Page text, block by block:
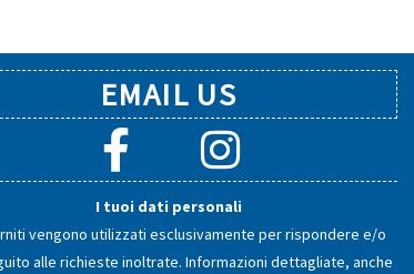
EMAIL US
I tuoi dati personali
vengono utilizzati esclusivamente per rispondere e/o
alle richieste inoltrate. Informazioni dettagliate, anche